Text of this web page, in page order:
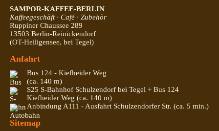
SAMPOR-KAFFEE-BERLIN
Kaffeegeschäft · Café · Zubehör
Ruppiner Chaussee 289
13503 Berlin-Reinickendorf
(OT-Heiligensee, bei Tegel)
Anfahrt
Bus 124 - Kiefheider Weg
(ca. 140 m)
S25 S-Bahnhof Schulzendorf bei Tegel + Bus 124
Kiefheider Weg (ca. 140 m)
Anbindung A111 - Ausfahrt Schulzendorfer Str. (ca. 5 min.)
Sitemap